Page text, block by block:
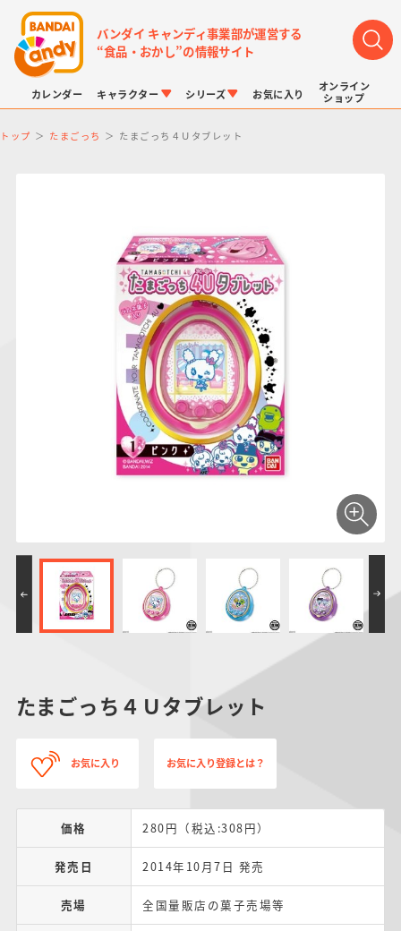
バンダイ キャンディ事業部が運営する
“食品・おかし”の情報サイト
カレンダー キャラクター
LINK TRAVELERS
仮面ライダーシリー
PROJECT R.E.D.・
スーパー戦隊シリー
ズ
プリキュアシリーズ
ガンダムシリーズ
ポケットモンスター
ドラゴンボール
アンパンマン
サンリオキャラクタ
ーズ
シリーズ
チョコボックス
つりグミ
チョコサプ
にふぉるめーしょん
＆スクエアシール
SMPシリーズ
ポケモンキッズ
ポケモンスケールワ
キャラデコ
お気に入り
オンライン
ショップ
トップ たまごっち たまごっち４Ｕタブレット
たまごっち４Ｕタブレット
お気に入り お気に入り登録とは？
価格 280円（税込:308円）
発売日 2014年10月7日 発売
売場 全国量販店の菓子売場等